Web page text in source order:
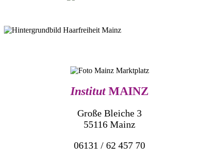
Institut MAINZ
Große Bleiche 3
55116 Mainz
06131 / 62 457 70